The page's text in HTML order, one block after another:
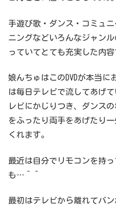
手遊び歌・ダンス・コミュ
ニングなどいろんなジャン
っていてとても充実した内容
娘んちゅはこのDVDが本当
は毎日テレビで流してあげ
レビにかじりつき、ダンス
をふったり両手をあげたり
くれます。
最近は自分でリモコンを持
も…＾＾
最初はテレビから離れてバ